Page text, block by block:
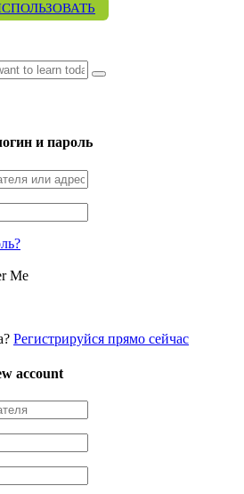
и пароль
Me
Регистрируйся прямо сейчас
account